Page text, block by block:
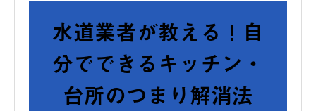
水道業者が教える！自
分でできるキッチン・
台所のつまり解消法